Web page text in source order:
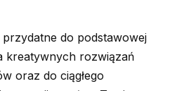
do podstawowej
kreatywnych rozwiązań
oraz do ciągłego